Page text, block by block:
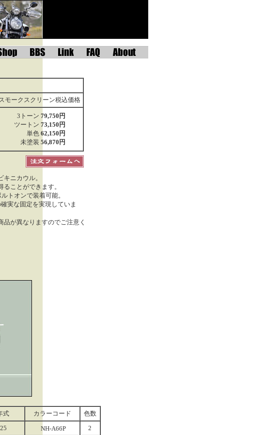
モークスクリーン税込価格
3トーン 79,750円
ツートン 73,150円
単色 62,150円
未塗装 56,870円
ニカウル。
ことができます。
トオンで装着可能。
実な固定を実現していま
が異なりますのでご注意く
式 カラーコード
色数
NH-A66P 2